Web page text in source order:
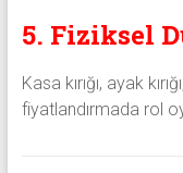
5. Fiziksel
Kasa kırığı, ayak
fiyatlandırmada rol